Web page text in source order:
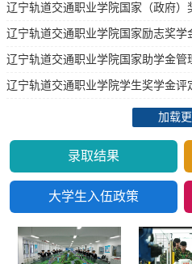
辽宁轨道交通职业学院国家（政府）
辽宁轨道交通职业学院国家励志奖学
辽宁轨道交通职业学院国家助学金管
辽宁轨道交通职业学院学生奖学金评
加载
录取结果
大学生入伍政策